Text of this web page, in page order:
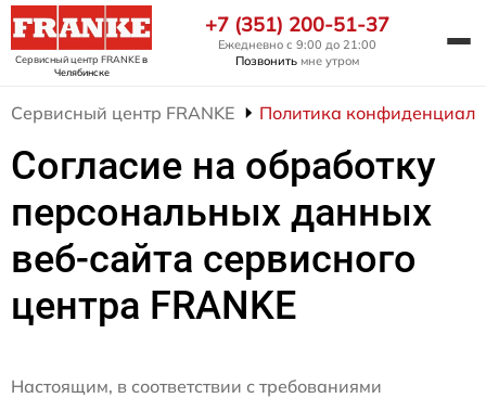
Сервисный центр FRANKEв
Челябинске
+7 (351) 200-51-37
Ежедневно с 9:00 до 21:00
Позвонить мне утром
Сервисный центр FRANKE Политика
Согласие на обработку
персональных данных
веб-сайта сервисного
центра FRANKE
Настоящим, в соответствии с требованиями